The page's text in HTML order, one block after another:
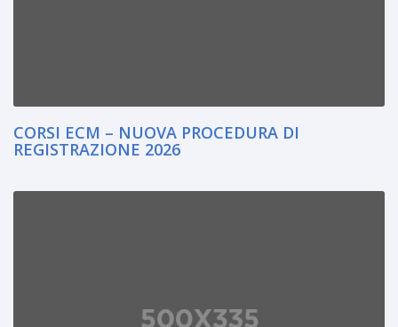
CORSI ECM – NUOVA PROCEDURA DI
REGISTRAZIONE 2026